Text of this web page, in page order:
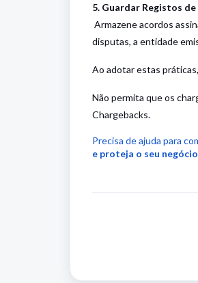
5. Guardar Registos
Armazene acordos
disputas, a entidade
Ao adotar estas
Não permita que os
Chargebacks.
Precisa de ajuda para
e proteja o seu negócio